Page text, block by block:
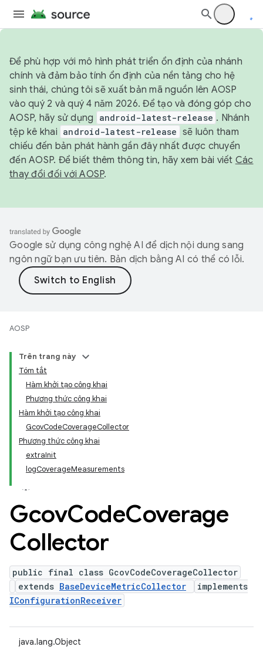
Để phù hợp với mô hình phát triển ổn định của nhánh
chính và đảm bảo tính ổn định của nền tảng cho hệ
sinh thái, chúng tôi sẽ xuất bản mã nguồn lên AOSP
vào quý 2 và quý 4 năm 2026. Để tạo và đóng góp cho
AOSP, hãy sử dụng
android-latest-release . Nhánh
tệp kê khai android-latest-release sẽ luôn tham
chiếu đến bản phát hành gần đây nhất được chuyển
đến AOSP. Để biết thêm thông tin, hãy xem bài viết Các
thay đổi đối với AOSP.
Google sử dụng công nghệ AI để dịch nội dung sang
ngôn ngữ bạn ưu tiên. Bản dịch bằng AI có thể có lỗi.
AOSP
Trên trang này
Tóm tắt
Hàm khởi tạo công khai
Phương thức công khai
Hàm khởi tạo công khai
GcovCodeCoverageCollector
Phương thức công khai
extraInit
logCoverageMeasurements
GcovCodeCoverage
Collector
public final class GcovCodeCoverageCollector
extends BaseDeviceMetricCollector
implements
IConfigurationReceiver
java.lang.Object